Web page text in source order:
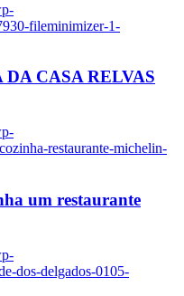
fileminimizer-1-
CASA RELVAS
restaurante-michelin-
um restaurante
dos-delgados-0105-